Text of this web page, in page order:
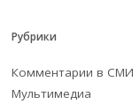
Рубрики
Комментарии в СМИ
Мультимедиа